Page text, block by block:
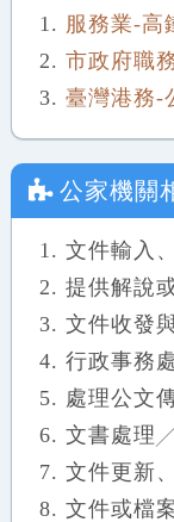
服務業-高
市政府職
臺灣港務-
公家機關
文件輸入
提供解說
文件收發
行政事務
處理公文
文書處理
文件更新
文件或檔